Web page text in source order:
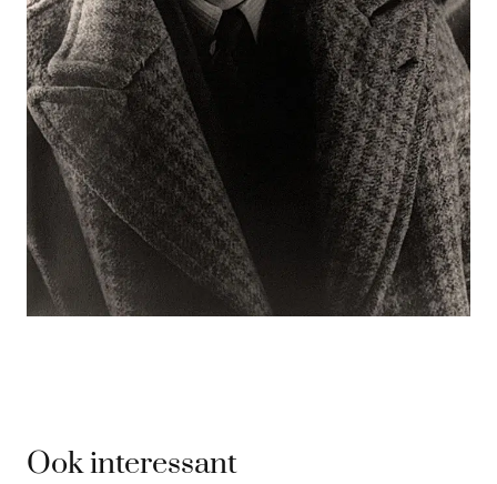
Ook interessant